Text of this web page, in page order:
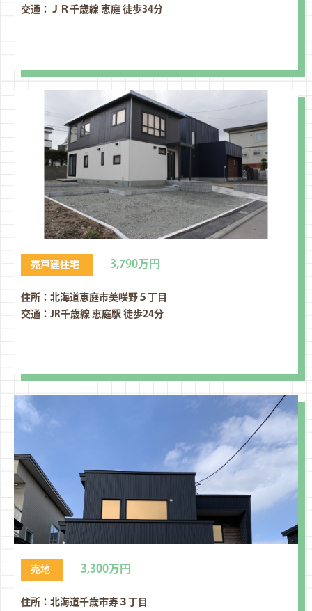
交通：ＪＲ千歳線 恵庭 徒歩34分
売戸建住宅 3,790万円
住所：北海道恵庭市美咲野５丁⽬
交通：JR千歳線 恵庭駅 徒歩24分
売地 3,300万円
住所：北海道千歳市寿３丁⽬